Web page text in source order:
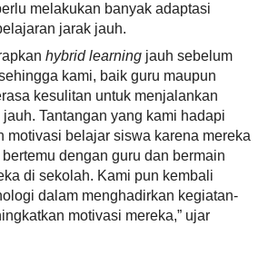
melakukan banyak adaptasi
jarak jauh.
hybrid learning jauh sebelum
kami, baik guru maupun
kesulitan untuk menjalankan
Tantangan yang kami hadapi
motivasi belajar siswa karena mereka
dengan guru dan bermain
di sekolah. Kami pun kembali
dalam menghadirkan kegiatan-
motivasi mereka,” ujar